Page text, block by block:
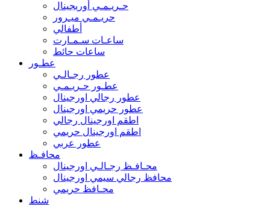
حـريـمـي أوريجينال
حريـمـي ميـرور
أطفالي
ساعـات سـمـارت
ساعات حائط
عطـور
عطور رجـالـي
عطـور حـريـمـي
عطور رجالي اورجينال
عطور حريمي اورجينال
اطقم اورجينال رجالي
اطقم اورجينال حريمي
عطور عربي
محافـظ
محـافـظ رجـالـي اورجينال
محافظ رجالي سيمي اورجينال
محـافظ حريمي
شنط